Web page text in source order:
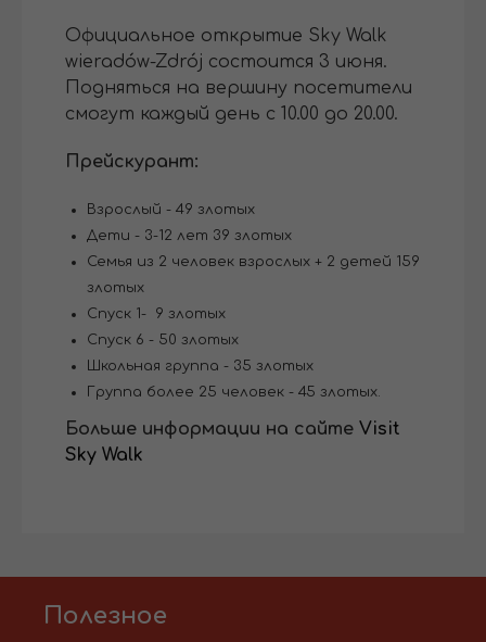
Официальное открытие Sky Walk
wieradów-Zdrój состоится 3 июня.
Подняться на вершину посетители
смогут каждый день с 10.00 до 20.00.
Прейскурант:
Взрослый - 49 злотых
Дети - 3-12 лет 39 злотых
Семья из 2 человек взрослых + 2 детей 159
злотых
Спуск 1- 9 злотых
Спуск 6 - 50 злотых
Школьная группа - 35 злотых
Группа более 25 человек - 45 злотых.
Больше информации на сайте Visit
Sky Walk
Полезное